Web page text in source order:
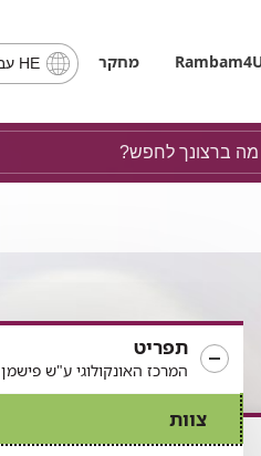
מחקר
בחירת
שים
לב,
בבחירת
לאתר
HE עברית
תפריט
המרכז האונקולוגי ע"ש פישמן
צוות